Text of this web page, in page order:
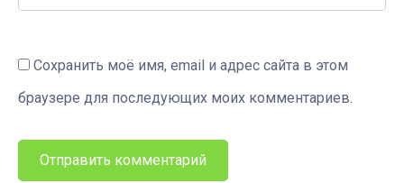
Сохранить моё имя, email и адрес сайта в этом
браузере для последующих моих комментариев.